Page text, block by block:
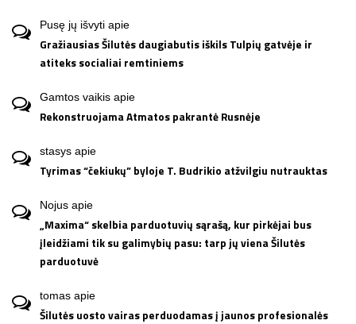
Pusę jų išvyti apie
Gražiausias Šilutės daugiabutis iškils Tulpių gatvėje ir
atiteks socialiai remtiniems
Gamtos vaikis apie
Rekonstruojama Atmatos pakrantė Rusnėje
stasys apie
Tyrimas “čekiukų” byloje T. Budrikio atžvilgiu nutrauktas
Nojus apie
„Maxima“ skelbia parduotuvių sąrašą, kur pirkėjai bus
įleidžiami tik su galimybių pasu: tarp jų viena Šilutės
parduotuvė
tomas apie
Šilutės uosto vairas perduodamas į jaunos profesionalės